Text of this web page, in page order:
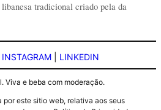
tradicional criado pela da
INSTAGRAM LINKEDIN
Viva e beba com moderação.
por este sitio web, relativa aos seus